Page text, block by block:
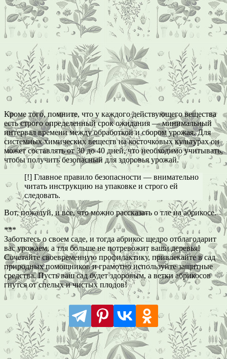
Кроме того, помните, что у каждого действующего вещества
есть строго определенный срок ожидания — минимальный
интервал времени между обработкой и сбором урожая. Для
системных химических веществ на косточковых культурах он
может составлять от 30 до 40 дней, что необходимо учитывать,
чтобы получить безопасный для здоровья урожай.
[!] Главное правило безопасности — внимательно
читать инструкцию на упаковке и строго ей
следовать.
Вот, пожалуй, и все, что можно рассказать о тле на абрикосе.
***
Заботьтесь о своем саде, и тогда абрикос щедро отблагодарит
вас урожаем, а тля больше не потревожит ваши деревья!
Сочетайте своевременную профилактику, привлекайте в сад
природных помощников и грамотно используйте защитные
средства. Пусть ваш сад будет здоровым, а ветки абрикосов
гнутся от спелых и чистых плодов!